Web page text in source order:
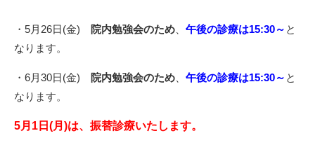
・5月26日(金) 院内勉強会のため 午後の診療は15:30～ と
なります。
・6月30日(金) 院内勉強会のため 午後の診療は15:30～ と
なります。
5月1日(月)は、振替診療いたします。